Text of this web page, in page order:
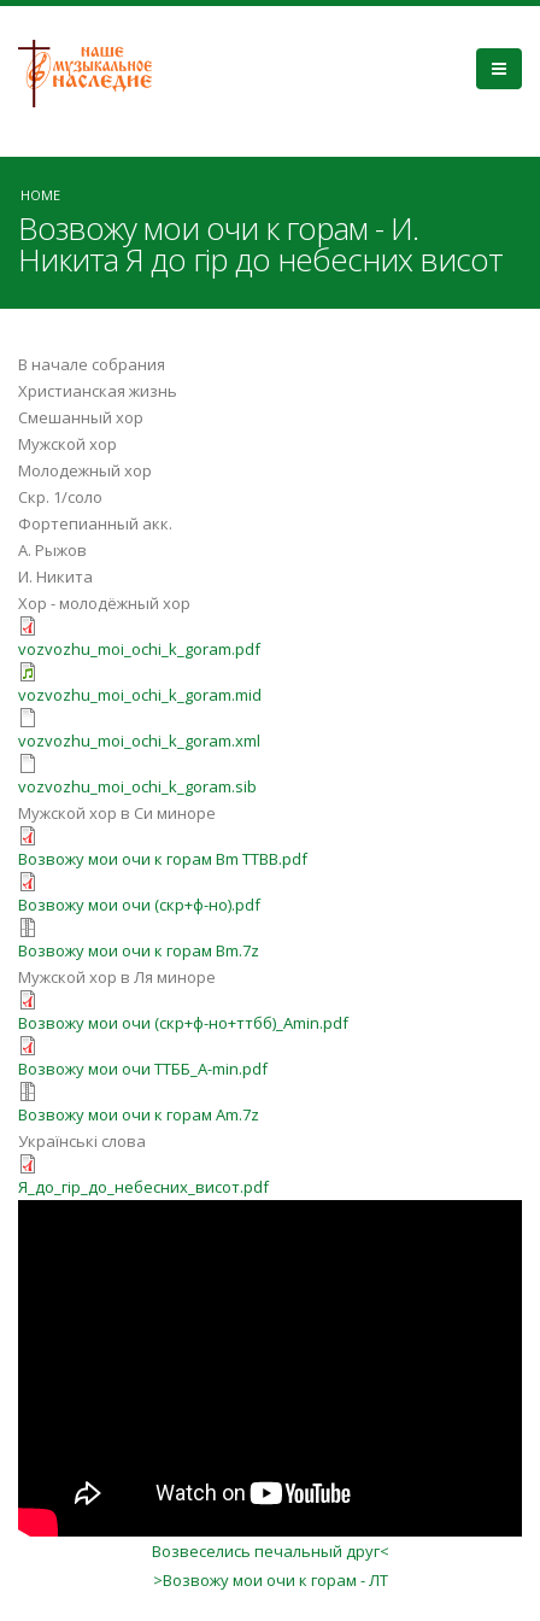
HOME
Возвожу мои очи к горам - И.
Никита Я до гір до небесних висот
В начале собрания
Христианская жизнь
Смешанный хор
Мужской хор
Молодежный хор
Скр. 1/соло
Фортепианный акк.
А. Рыжов
И. Никита
Хор - молодёжный хор
vozvozhu_moi_ochi_k_goram.pdf
vozvozhu_moi_ochi_k_goram.mid
vozvozhu_moi_ochi_k_goram.xml
vozvozhu_moi_ochi_k_goram.sib
Мужской хор в Си миноре
Возвожу мои очи к горам Bm TTBB.pdf
Возвожу мои очи (скр+ф-но).pdf
Возвожу мои очи к горам Bm.7z
Мужской хор в Ля миноре
Возвожу мои очи (скр+ф-но+ттбб)_Amin.pdf
Возвожу мои очи ТТББ_A-min.pdf
Возвожу мои очи к горам Am.7z
Українські слова
Я_до_гір_до_небесних_висот.pdf
Возвеселись печальный друг<
>Возвожу мои очи к горам - ЛТ